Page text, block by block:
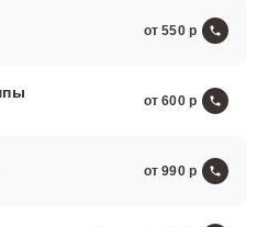
от 550
от 600
от 990